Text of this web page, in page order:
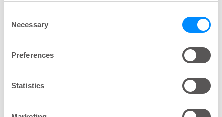
Selection
Necessary
Preferences
Statistics
Wichtigste Ergebnisse
TAI verbesserte signifikant die Darmfunktion, wie
Abnahme des Gesamt-NBD-Scores zeigten. Bei
NBD-Score zeigte sich, dass es keine
signifikanten Veränderungen in der Häufigkeit